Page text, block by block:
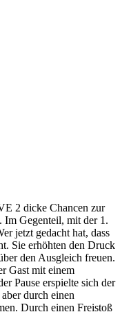
2 dicke Chancen zur
Im Gegenteil, mit der 1.
jetzt gedacht hat, dass
Sie erhöhten den Druck
den Ausgleich freuen.
Gast mit einem
Pause erspielte sich der
durch einen
Durch einen Freistoß